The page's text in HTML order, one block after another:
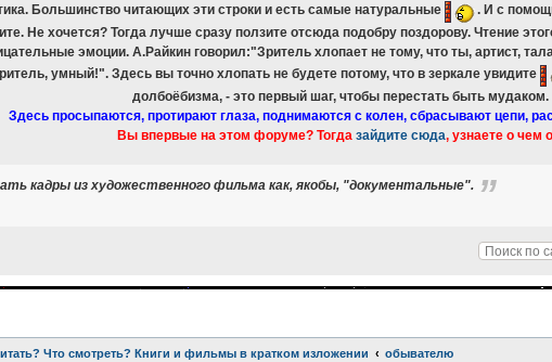
Большинство читающих эти строки и есть самые натуральные
. И с
Не хочется? Тогда лучше сразу ползите отсюда подобру поздорову. Чтение
эмоции. А.Райкин говорил:"Зритель хлопает не тому, что ты, артист,
умный!". Здесь вы точно хлопать не будете потому, что в зеркале увидите
долбоёбизма, - это первый шаг, чтобы перестать быть мудаком.
Здесь просыпаются, протирают глаза, поднимаются с колен, сбрасывают цепи,
Вы впервые на этом форуме? Тогда зайдите сюда, узнаете о чем
кадры из художественного фильма как, якобы, "документальные".
Что смотреть? Книги и фильмы в кратком изложении обывателю